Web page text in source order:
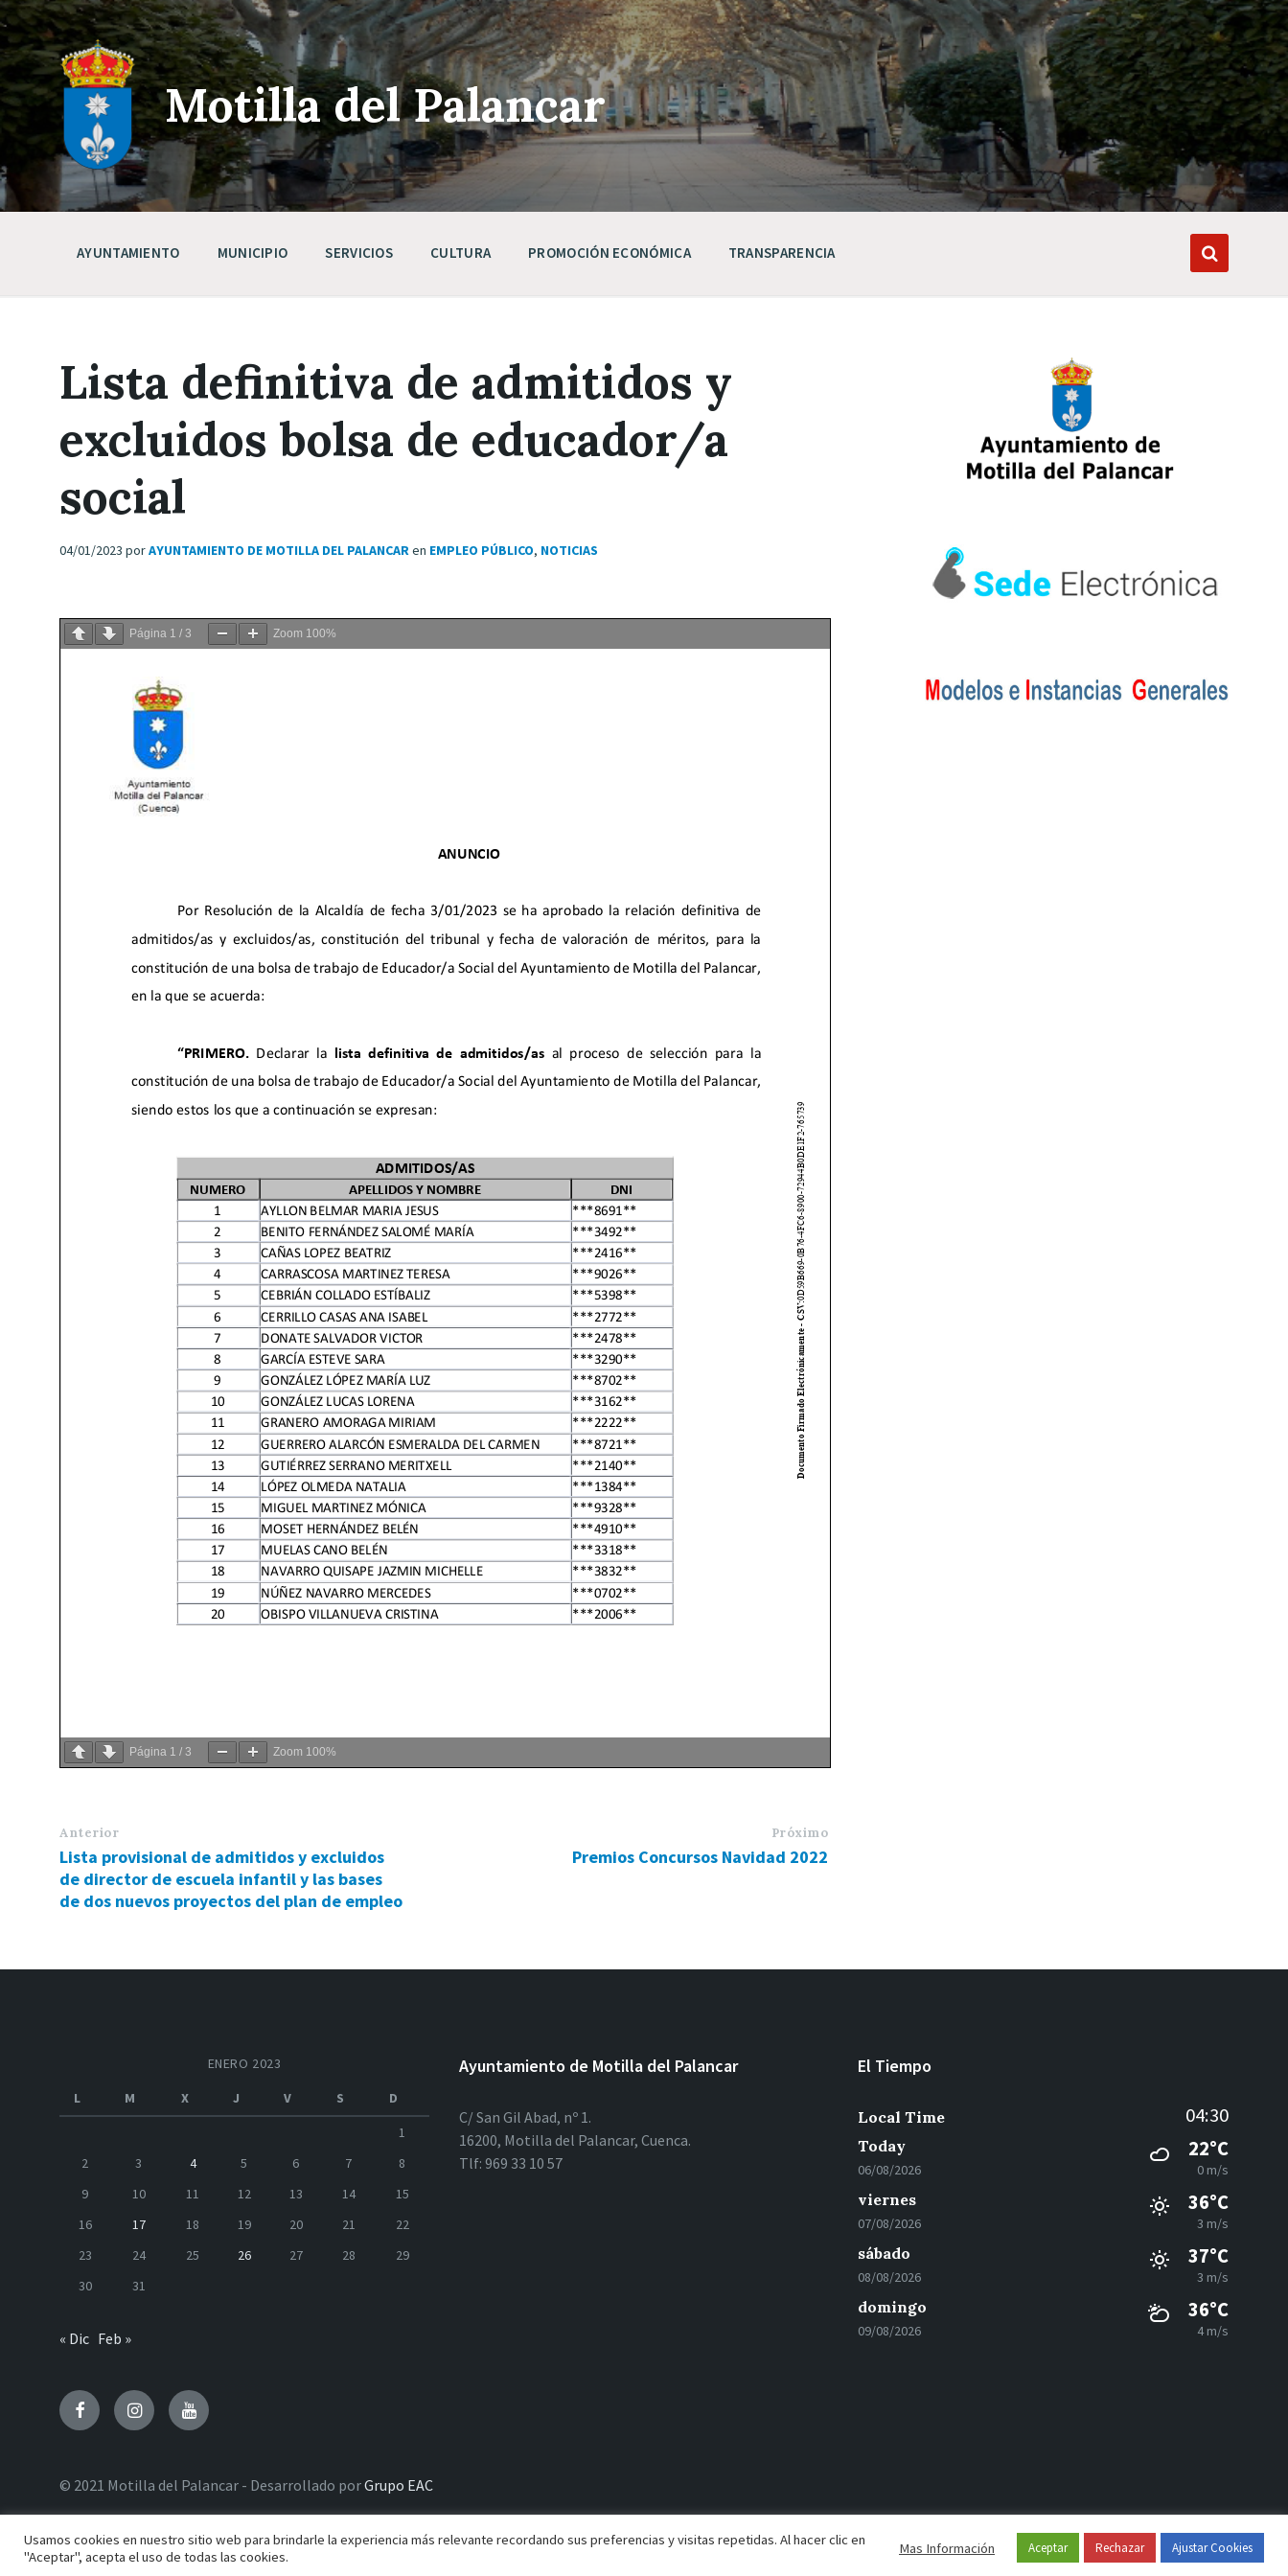
Skip
to
content
Saltar
a
la
navegación
principal
Saltar
a
pie
de
página
Motilla del Palancar
AYUNTAMIENTO MUNICIPIO SERVICIOS CULTURA PROMOCIÓN ECONÓMICA TRANSPARENCIA
Lista definitiva de admitidos y
excluidos bolsa de educador/a
social
04/01/2023 porAYUNTAMIENTO DE MOTILLA DEL PALANCARen EMPLEO PÚBLICO, NOTICIAS
Página 1 / 3 Zoom 100%
Página 1 / 3 Zoom 100%
Anterior
Lista provisional de admitidos y excluidos
de director de escuela infantil y las bases
de dos nuevos proyectos del plan de empleo
Próximo
Premios Concursos Navidad 2022
ENERO 2023
L
M X J V S
D
1
2
3 4 5 6 7
8
9
10 11 12 13 14
15
16
17 18 19 20 21
22
23
24 25 26 27 28
29
30
31
« Dic Feb »
Ayuntamiento de Motilla del Palancar
C/ San Gil Abad, nº 1.
16200, Motilla del Palancar, Cuenca.
Tlf: 969 33 10 57
El Tiempo
Local Time 04:30
Today
06/08/2026
22°C
0 m/s
viernes
07/08/2026
36°C
3 m/s
sábado
08/08/2026
37°C
3 m/s
domingo
09/08/2026
36°C
4 m/s
FacebookInstagramYoutube
© 2021 Motilla del Palancar - Desarrollado porGrupo EAC
Usamos cookies en nuestro sitio web para brindarle la experiencia más relevante recordando sus preferencias y visitas repetidas. Al hacer clic en
"Aceptar", acepta el uso de todas las cookies.
Mas Información Aceptar Rechazar Ajustar Cookies